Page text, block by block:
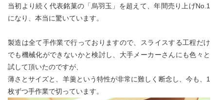
当初より続く代表銘菓の「烏羽玉」を超えて、年間売り上げNo.1
になり、本当に驚いています。
製造は全て手作業で行っておりますので、スライスする工程だけ
でも機械化ができないかと検討し、大手メーカーさんにも色々と
試して頂いたのですが、
薄さとサイズと、羊羹という特性が非常に難しく断念し、今も、1
枚ずつ手作業で切っています。